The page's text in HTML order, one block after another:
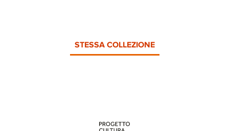
STESSA COLLEZIONE